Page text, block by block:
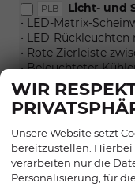
PLB
Licht- und
• LED-Matrix-
• LED-
• Rote Zierleiste
• Beleuchteter
Details
PPP
• Drive Mode Select
• Progressive
• Offroad-Profil (nur
(serie Sportline)
WIR
Unsere Website setzt
bereitzustellen.
verarbeiten nur die
Personalisierung, für